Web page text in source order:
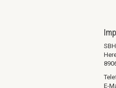
E-